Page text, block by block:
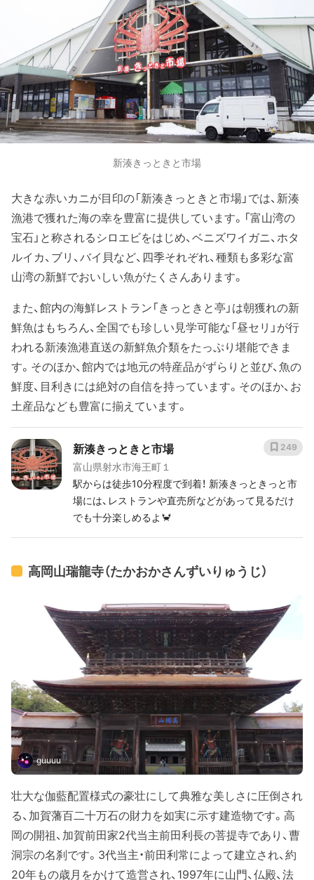
新湊きっときと市場
大きな赤いカニが目印の「新湊きっときと市場」では、新湊
漁港で獲れた海の幸を豊富に提供しています。「富山湾の
宝石」と称されるシロエビをはじめ、ベニズワイガニ、ホタ
ルイカ、ブリ、バイ貝など、四季それぞれ、種類も多彩な富
山湾の新鮮でおいしい魚がたくさんあります。
また、館内の海鮮レストラン「きっときと亭」は朝獲れの新
鮮魚はもちろん、全国でも珍しい見学可能な「昼セリ」が行
われる新湊漁港直送の新鮮魚介類をたっぷり堪能できま
す。そのほか、館内では地元の特産品がずらりと並び、魚の
鮮度、目利きには絶対の自信を持っています。そのほか、お
土産品なども豊富に揃えています。
新湊きっときと市場
富山県射水市海王町１
駅からは徒歩10分程度で到着！ 新湊きっときっと市
場には、レストランや直売所などがあって見るだけ
でも十分楽しめるよ🦀
249
高岡山瑞龍寺（たかおかさんずいりゅうじ）
guuuu
壮大な伽藍配置様式の豪壮にして典雅な美しさに圧倒され
る、加賀藩百二十万石の財力を如実に示す建造物です。高
岡の開祖、加賀前田家2代当主前田利長の菩提寺であり、曹
洞宗の名刹です。3代当主・前田利常によって建立され、約
20年もの歳月をかけて造営され、1997年に山門、仏殿、法